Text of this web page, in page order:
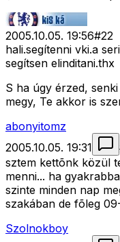
2005.10.05. 19:56#22
hali.segítenni vki.a
segítsen elinditani.thx
S ha úgy érzed,
megy, Te akkor is
abonyitomz
2005.10.05. 19:31
sztem kettõnk közül
menni... ha
szinte minden nap
szakában de fõleg
Szolnokboy